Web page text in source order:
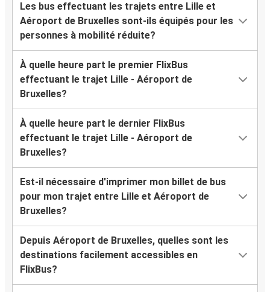
Les bus effectuant les trajets entre Lille et
Aéroport de Bruxelles sont-ils équipés pour les
personnes à mobilité réduite?
À quelle heure part le premier FlixBus
effectuant le trajet Lille - Aéroport de
Bruxelles?
À quelle heure part le dernier FlixBus
effectuant le trajet Lille - Aéroport de
Bruxelles?
Est-il nécessaire d'imprimer mon billet de bus
pour mon trajet entre Lille et Aéroport de
Bruxelles?
Depuis Aéroport de Bruxelles, quelles sont les
destinations facilement accessibles en
FlixBus?